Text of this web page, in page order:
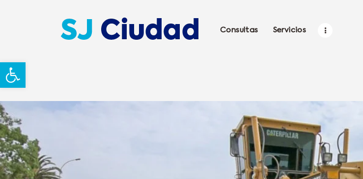
Abrir barra de herramientas
Consultas Servicios